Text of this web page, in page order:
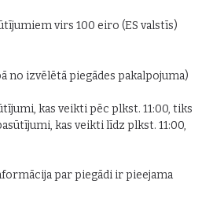
virs 100 eiro (ES valstīs)
no izvēlētā piegādes pakalpojuma)
kas veikti pēc plkst. 11:00, tiks
kas veikti līdz plkst. 11:00,
par piegādi ir pieejama